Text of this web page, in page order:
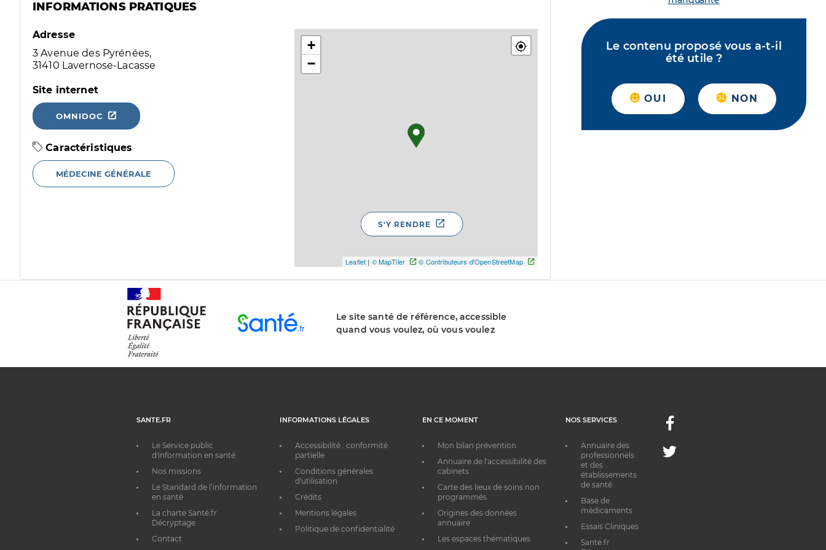
INFORMATIONS PRATIQUES
Adresse
3 Avenue des Pyrénées,
31410 Lavernose-Lacasse
Site internet
OMNIDOC
Caractéristiques
MÉDECINE GÉNÉRALE
+
−
Leaflet | © MapTiler © Contributeurs d'OpenStreetMap
S'Y RENDRE
Le contenu proposé vous a-t-il
été utile ?
OUI NON
Le site santé de référence, accessible
quand vous voulez, où vous voulez
SANTE.FR
Le Service public
d'information en santé
Nos missions
Le Standard de l’information
en santé
La charte Santé.fr
Décryptage
Contact
INFORMATIONS LÉGALES
Accessibilité : conformité
partielle
Conditions générales
d'utilisation
Crédits
Mentions légales
Politique de confidentialité
EN CE MOMENT
Mon bilan prévention
Annuaire de l'accessibilité des
cabinets
Carte des lieux de soins non
programmés
Origines des données
annuaire
Les espaces thématiques
NOS SERVICES
Annuaire des
professionnels
et des
établissements
de santé
Base de
médicaments
Essais Cliniques
Santé.fr
Facebook
Twitter